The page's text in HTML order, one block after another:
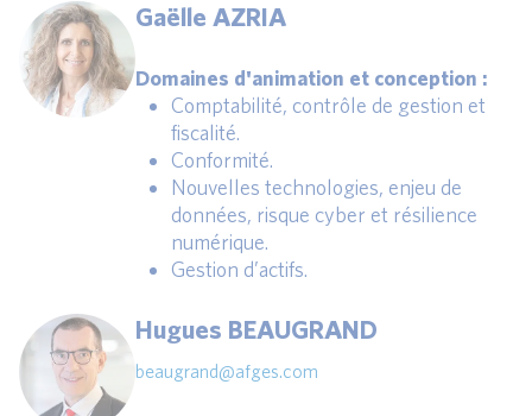
Gaëlle AZRIA
Domaines d'animation et conception :
Comptabilité, contrôle de gestion et
fiscalité.
Conformité.
Nouvelles technologies, enjeu de
données, risque cyber et résilience
numérique.
Gestion d’actifs.
Hugues BEAUGRAND
beaugrand@afges.com